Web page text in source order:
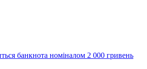
банкнота номіналом 2 000 гривень